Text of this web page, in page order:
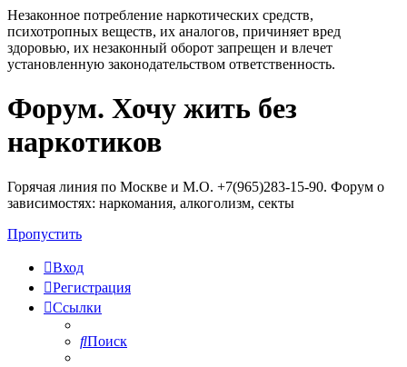
Незаконное потребление наркотических средств,
психотропных веществ, их аналогов, причиняет вред
здоровью, их незаконный оборот запрещен и влечет
установленную законодательством ответственность.
Регистрация
Форум. Хочу жить без
наркотиков
Горячая линия по Москве и М.О. +7(965)283-15-90. Форум о
зависимостях: наркомания, алкоголизм, секты
Пропустить
Вход
Регистрация
Ссылки
Поиск